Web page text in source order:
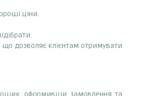
ціни.
дозволяє клієнтам отримувати
оформивши замовлення та